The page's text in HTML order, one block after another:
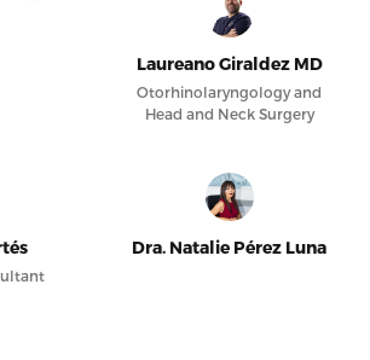
Laureano Giraldez MD
Otorhinolaryngology and
Head and Neck Surgery
Dra. Natalie Pérez Luna